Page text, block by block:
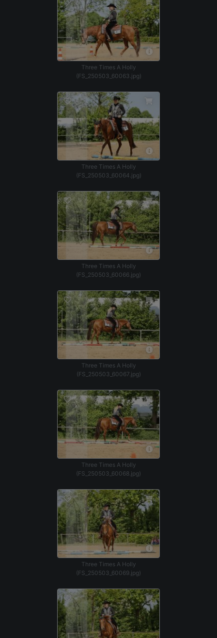
Three Times A Holly
(FS_250503_60063.jpg)
Three Times A Holly
(FS_250503_60064.jpg)
Three Times A Holly
(FS_250503_60066.jpg)
Three Times A Holly
(FS_250503_60067.jpg)
Three Times A Holly
(FS_250503_60068.jpg)
Three Times A Holly
(FS_250503_60069.jpg)